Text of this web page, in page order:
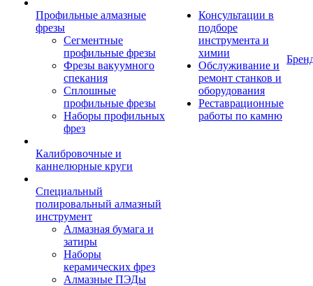
Профильные алмазные
фрезы
Сегментные
профильные фрезы
Фрезы вакуумного
спекания
Сплошные
профильные фрезы
Наборы профильных
фрез
Калибровочные и
каннелюрные круги
Специальный
полировальный алмазный
инструмент
Алмазная бумага и
затиры
Наборы
керамических фрез
Алмазные ПЭДы
Консультации в
подборе
инструмента и
химии
Обслуживание и
ремонт станков и
оборудования
Реставрационные
работы по камню